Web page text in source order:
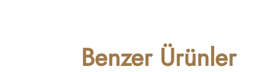
Benzer Ürünler